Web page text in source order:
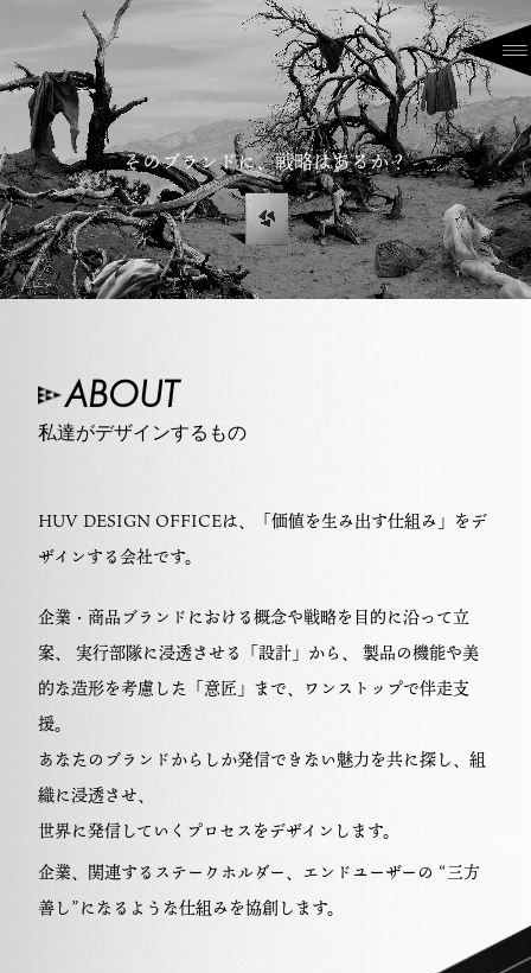
そのブランドに、戦略はあるか？
ABOUT
私達がデザインするもの
HUV DESIGN OFFICEは、「価値を生み出す仕組み」をデ
ザインする会社です。
企業・商品ブランドにおける概念や戦略を目的に沿って立
案、
実行部隊に浸透させる「設計」から、
製品の機能や美
的な造形を考慮した「意匠」まで、ワンストップで伴走支
援。
あなたのブランドからしか発信できない魅力を共に探し、組
織に浸透させ、
世界に発信していくプロセスをデザインします。
企業、関連するステークホルダー、エンドユーザーの “三方
善し”になるような仕組みを協創します。